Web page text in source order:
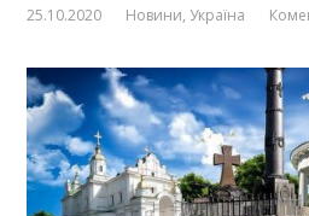
25.10.2020 Новини, Україна